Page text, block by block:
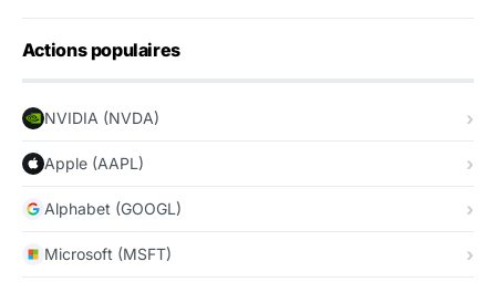
Actions populaires
NVIDIA (NVDA)
Apple (AAPL)
Alphabet (GOOGL)
Microsoft (MSFT)